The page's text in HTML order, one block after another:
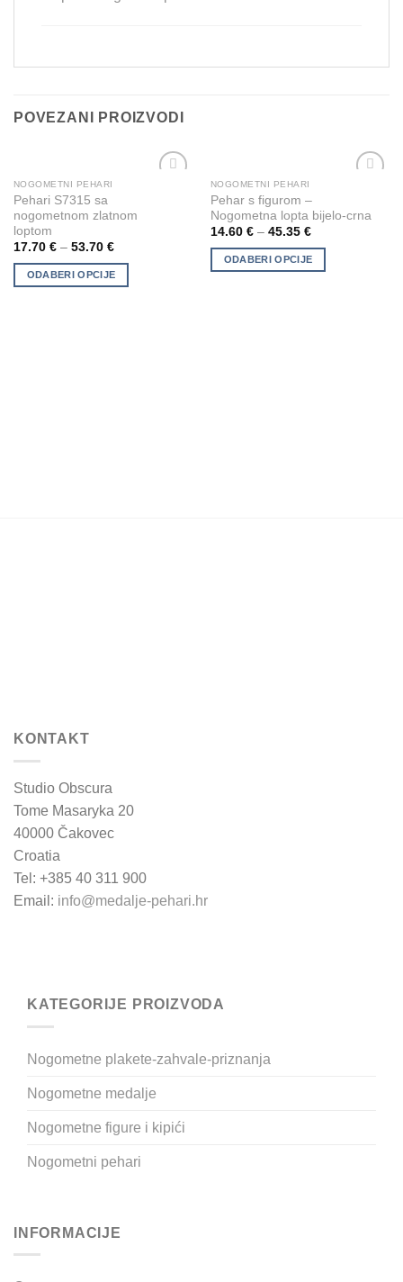
POVEZANI PROIZVODI
NOGOMETNI PEHARI
Pehari S7315 sa
nogometnom zlatnom
loptom
17.70 €– 53.70 €
ODABERI OPCIJE
This
product
has
multiple
variants.
The
NOGOMETNI PEHARI
Pehar s figurom –
Nogometna lopta bijelo-crna
14.60 €– 45.35 €
ODABERI OPCIJE
This
product
has
variants.
KONTAKT
Studio Obscura
Tome Masaryka 20
40000 Čakovec
Croatia
Tel: +385 40 311 900
Email: info@medalje-pehari.hr
KATEGORIJE PROIZVODA
Nogometne plakete-zahvale-priznanja
Nogometne medalje
Nogometne figure i kipići
Nogometni pehari
INFORMACIJE